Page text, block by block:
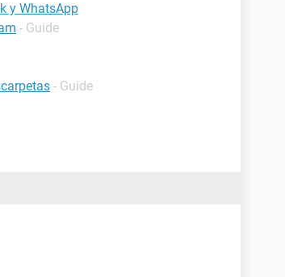
y WhatsApp
- Guide
- Guide